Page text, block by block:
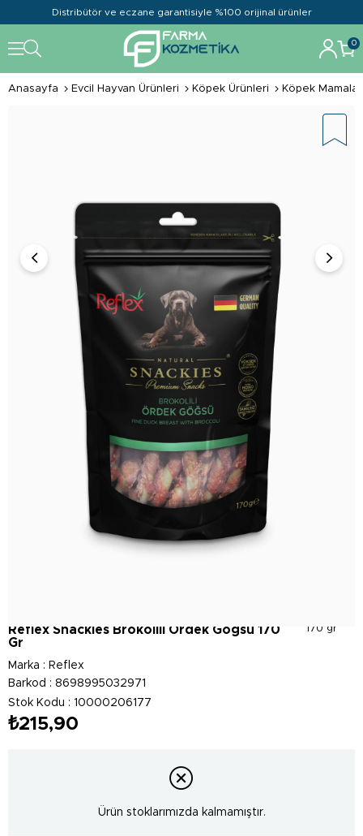
Distribütör ve eczane garantisiyle %100 orijinal ürünler
0
Anasayfa Evcil Hayvan Ürünleri Köpek Ürünleri Köpek
170 gr
Reflex Snackies Brokolili Ördek Gögsü 170
Gr
Marka : Reflex
Barkod : 8698995032971
Stok Kodu
10000206177
₺215,90
Ürün stoklarımızda kalmamıştır.